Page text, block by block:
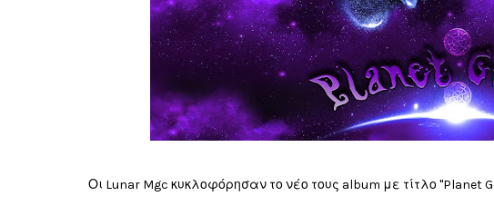
Οι Lunar Mgc κυκλοφόρησαν το νέο τους album με τίτλο "Planet